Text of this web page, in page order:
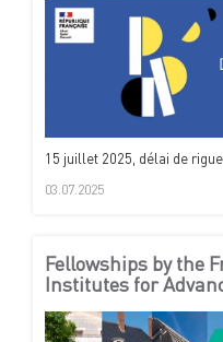
15 juillet 2025, délai de
03.07.2025
Fellowships by the
Institutes for